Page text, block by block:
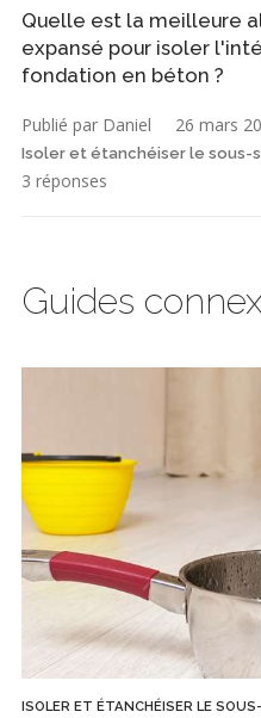
Quelle est la meilleure
expansé pour isoler
fondation en béton ?
Publié par Daniel 26 mars
Isoler et étanchéiser le sous-
3 réponses
Guides
ISOLER ET ÉTANCHÉISER LE